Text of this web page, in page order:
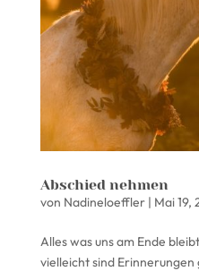
Abschied nehmen
von Nadineloeffler| Mai 19,
Alles was uns am Ende
vielleicht sind Erinnerungen